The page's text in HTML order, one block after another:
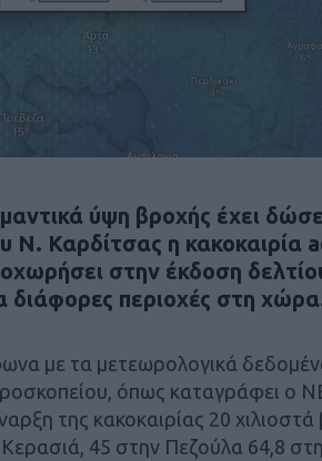
ύψη βροχής έχει
Ν. Καρδίτσας η κακοκαιρία
στην έκδοση
διάφορες περιοχές στη
με τα μετεωρολογικά
όπως καταγράφει ο
της κακοκαιρίας 20
45 στην Πεζούλα 64,8